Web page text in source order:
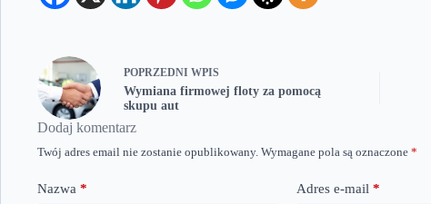
POPRZEDNI WPIS
Wymiana firmowej floty za pomocą
skupu aut
Dodaj komentarz
Twój adres email nie zostanie opublikowany. Wymagane pola są oznaczone *
Nazwa * Adres e-mail *